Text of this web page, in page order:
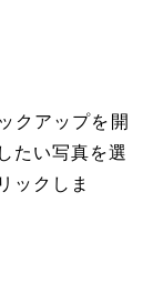
クアップを開
たい写真を選
ックしま